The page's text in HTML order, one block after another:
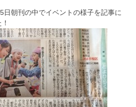
日朝刊の中でイベントの様子を記事に